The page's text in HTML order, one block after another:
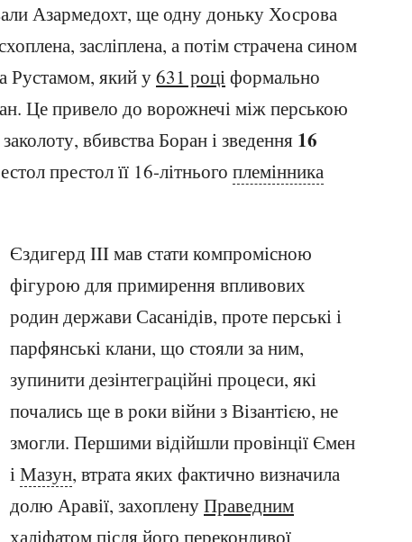
Азармедохт, ще одну доньку Хосрова
засліплена, а потім страчена сином
Рустамом, який у631 роціформально
Це привело до ворожнечі між перською
вбивства Боран і зведення 16
престол її 16-літнього племінника
Єздигерд III мав стати компромісною
фігурою для примирення впливових
родин держави Сасанідів, проте перські і
парфянські клани, що стояли за ним,
зупинити дезінтеграційні процеси, які
почались ще в роки війни з Візантією, не
змогли. Першими відійшли провінції Ємен
іМазун, втрата яких фактично визначила
долю Аравії, захопленуПраведним
халіфатомпісля його переконливої